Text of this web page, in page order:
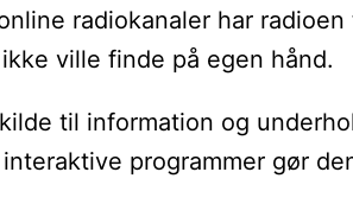
radiokanaler har
ville finde på egen hånd.
til information og
programmer gør